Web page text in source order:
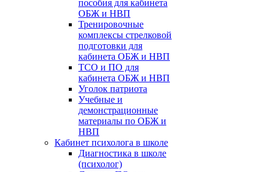
пособия для кабинета
ОБЖ и НВП
Тренировочные
комплексы стрелковой
подготовки для
кабинета ОБЖ и НВП
ТСО и ПО для
кабинета ОБЖ и НВП
Уголок патриота
Учебные и
демонстрационные
материалы по ОБЖ и
НВП
Кабинет психолога в школе
Диагностика в школе
(психолог)